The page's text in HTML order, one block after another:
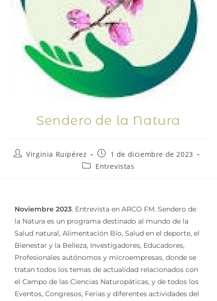
Sendero de la Natura
Virginia Ruipérez
1 de diciembre de 2023
Entrevistas
Noviembre 2023. Entrevista en ARCO FM. Sendero de
la Natura es un programa destinado al mundo de la
Salud natural, Alimentación Bío, Salud en el deporte, el
Bienestar y la Belleza, Investigadores, Educadores,
Profesionales autónomos y microempresas, donde se
tratan todos los temas de actualidad relacionados con
el Campo de las Ciencias Naturopáticas, y de todos los
Eventos, Congresos, Ferias y diferentes actividades del